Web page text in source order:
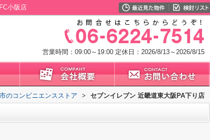
小阪店
営業時間：09:00～19:00 定休日：2026/8/13～2026/8/15
のコンビニエンスストア > セブンイレブン 近畿道東大阪PA下り店